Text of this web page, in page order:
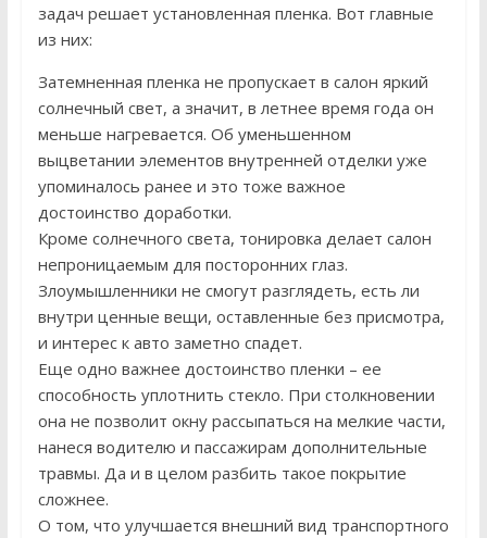
задач решает установленная пленка. Вот главные
из них:
Затемненная пленка не пропускает в салон яркий
солнечный свет, а значит, в летнее время года он
меньше нагревается. Об уменьшенном
выцветании элементов внутренней отделки уже
упоминалось ранее и это тоже важное
достоинство доработки.
Кроме солнечного света, тонировка делает салон
непроницаемым для посторонних глаз.
Злоумышленники не смогут разглядеть, есть ли
внутри ценные вещи, оставленные без присмотра,
и интерес к авто заметно спадет.
Еще одно важнее достоинство пленки – ее
способность уплотнить стекло. При столкновении
она не позволит окну рассыпаться на мелкие части,
нанеся водителю и пассажирам дополнительные
травмы. Да и в целом разбить такое покрытие
сложнее.
О том, что улучшается внешний вид транспортного